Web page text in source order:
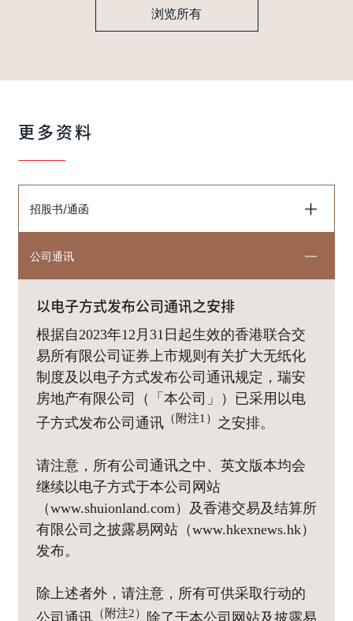
浏览所有
更多资料
招股书/通函
公司通讯
以电子方式发布公司通讯之安排
根据自2023年12月31日起生效的香港联合交
易所有限公司证券上市规则有关扩大无纸化
制度及以电子方式发布公司通讯规定，瑞安
房地产有限公司（「本公司」）已采用以电
子方式发布公司通讯 （附注1） 之安排。
请注意，所有公司通讯之中、英文版本均会
继续以电子方式于本公司网站
（www.shuionland.com）及香港交易及结算所
有限公司之披露易网站（www.hkexnews.hk）
发布。
除上述者外，请注意，所有可供采取行动的
（附注2）